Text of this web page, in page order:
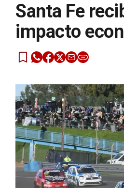
Santa Fe
impacto